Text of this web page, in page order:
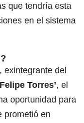
que tendría esta
en el sistema
exintegrante del
Torres’, el
oportunidad para
prometió en